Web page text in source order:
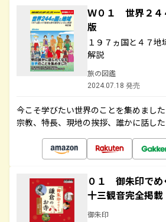
Ｗ０１ 世界２
版
１９７ヵ国と４７
解説
旅の図鑑
2024.07.18 発売
今こそ学びたい世界のことを集めました
宗教、特長、現地の挨拶、誰かに話した
０１ 御朱印で
十三観音完全掲
御朱印